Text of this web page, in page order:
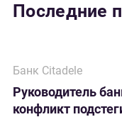
Последние
Банк Citadele
Руководитель
конфликт